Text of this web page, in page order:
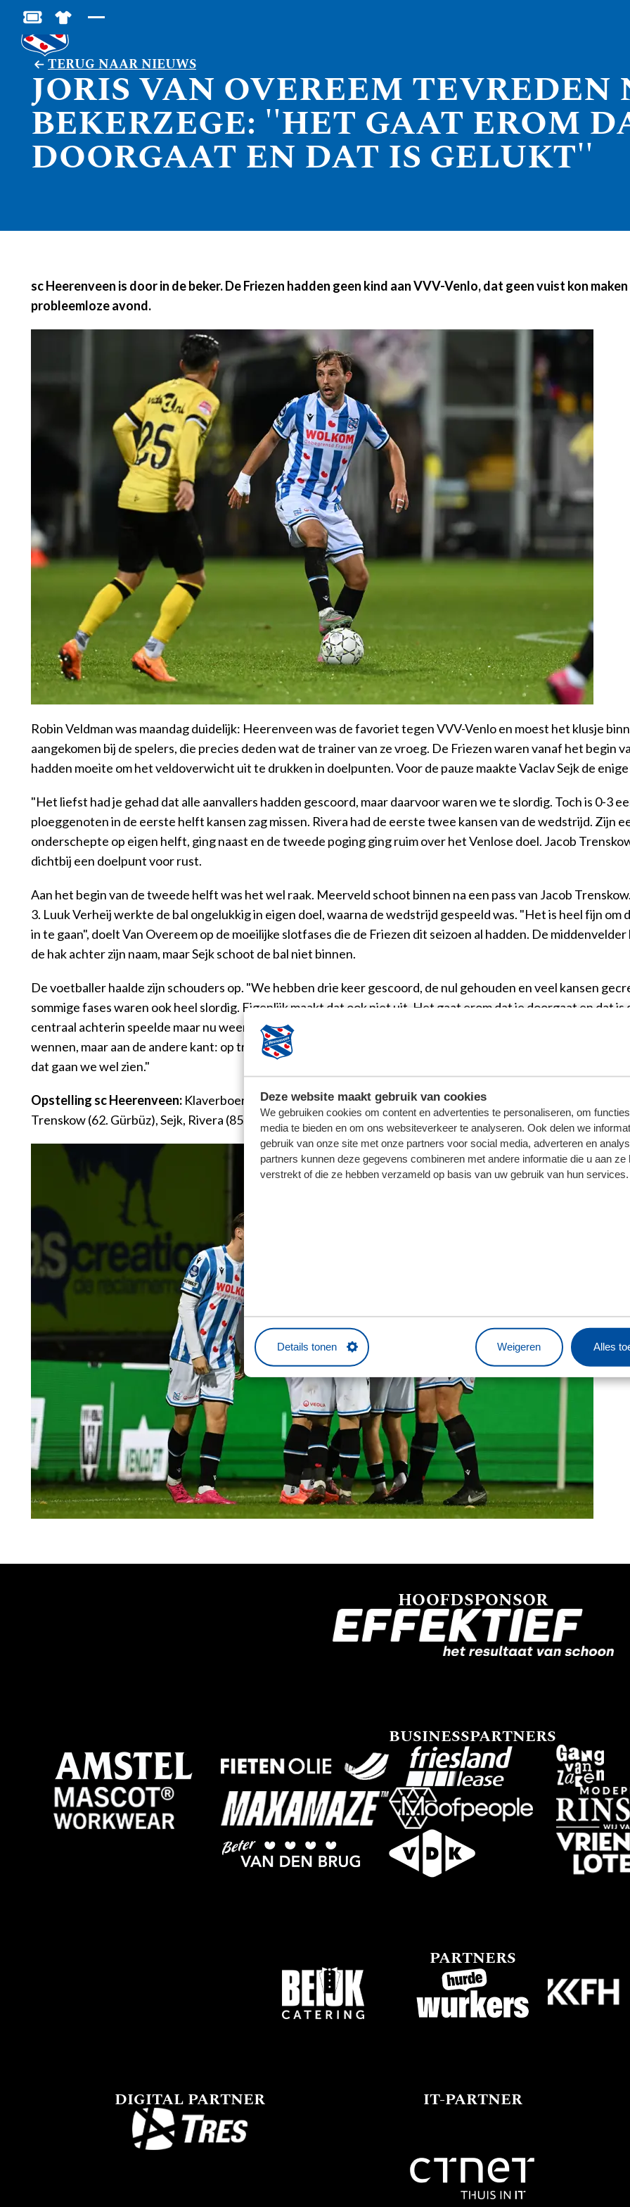
Deze website maakt gebruik van cookies
We gebruiken cookies om content en advertenties te personaliseren, om
media te bieden en om ons websiteverkeer te analyseren. Ook delen we
gebruik van onze site met onze partners voor social media, adverteren en
partners kunnen deze gegevens combineren met andere informatie die u aan ze
verstrekt of die ze hebben verzameld op basis van uw gebruik van hun services.
Details tonen Weigeren Alles
BESTEL JOUW TICKETS
SHOP IN DE FEANSTORE
TERUG NAAR NIEUWS
JORIS VAN OVEREEM TEVREDEN
BEKERZEGE: ''HET GAAT EROM
DOORGAAT EN DAT IS GELUKT''
sc Heerenveen is door in de beker. De Friezen hadden geen kind aan VVV-Venlo, dat geen vuist kon
probleemloze avond.
Robin Veldman was maandag duidelijk: Heerenveen was de favoriet tegen VVV-Venlo en moest het klusje
aangekomen bij de spelers, die precies deden wat de trainer van ze vroeg. De Friezen waren vanaf het begin
hadden moeite om het veldoverwicht uit te drukken in doelpunten. Voor de pauze maakte Vaclav Sejk de
"Het liefst had je gehad dat alle aanvallers hadden gescoord, maar daarvoor waren we te slordig. Toch is 0-3
ploeggenoten in de eerste helft kansen zag missen. Rivera had de eerste twee kansen van de wedstrijd. Zijn
onderschepte op eigen helft, ging naast en de tweede poging ging ruim over het Venlose doel. Jacob
dichtbij een doelpunt voor rust.
Aan het begin van de tweede helft was het wel raak. Meerveld schoot binnen na een pass van Jacob
3. Luuk Verheij werkte de bal ongelukkig in eigen doel, waarna de wedstrijd gespeeld was. "Het is heel fijn
in te gaan", doelt Van Overeem op de moeilijke slotfases die de Friezen dit seizoen al hadden. De
de hak achter zijn naam, maar Sejk schoot de bal niet binnen.
De voetballer haalde zijn schouders op. "We hebben drie keer gescoord, de nul gehouden en veel kansen
sommige fases waren ook heel slordig. Eigenlijk maakt dat ook niet uit. Het gaat erom dat je doorgaat en dat
centraal achterin speelde maar nu weer eens op het middenveld opgesteld werd. "Het is fijn om weer op mijn
wennen, maar aan de andere kant: op training heb ik wel op het middenveld gestaan. Waar ik zaterdag sta?
dat gaan we wel zien."
Opstelling sc Heerenveen: Klaverboer; Braude (80. Egbring), Kersten, Willemsen (85. Hopland), Petrov;
Trenskow (62. Gürbüz), Sejk, Rivera (85. Van Axel Dongen)
HOOFDSPONSOR
BUSINESSPARTNERS
PARTNERS
DIGITAL PARTNER IT-PARTNER